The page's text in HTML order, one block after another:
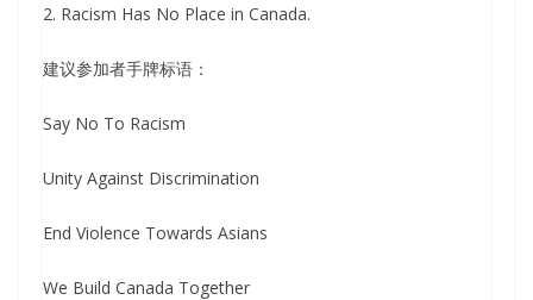
2. Racism Has No Place in Canada.
建议参加者手牌标语：
Say No To Racism
Unity Against Discrimination
End Violence Towards Asians
We Build Canada Together